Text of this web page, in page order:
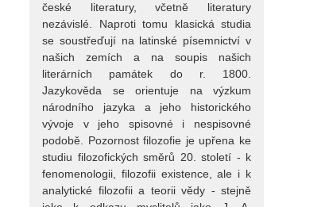
české literatury, včetně literatury
nezávislé. Naproti tomu klasická studia
se soustřeďují na latinské písemnictví v
našich zemích a na soupis našich
literárních památek do r. 1800.
Jazykověda se orientuje na výzkum
národního jazyka a jeho historického
vývoje v jeho spisovné i nespisovné
podobě. Pozornost filozofie je upřena ke
studiu filozofických směrů 20. století - k
fenomenologii, filozofii existence, ale i k
analytické filozofii a teorii vědy - stejně